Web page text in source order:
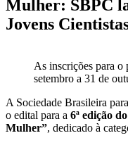
Mulher: SBPC
Jovens
As inscrições para o
setembro a 31 de
A Sociedade Brasileira
o edital para a 6ª edição
Mulher”, dedicado à